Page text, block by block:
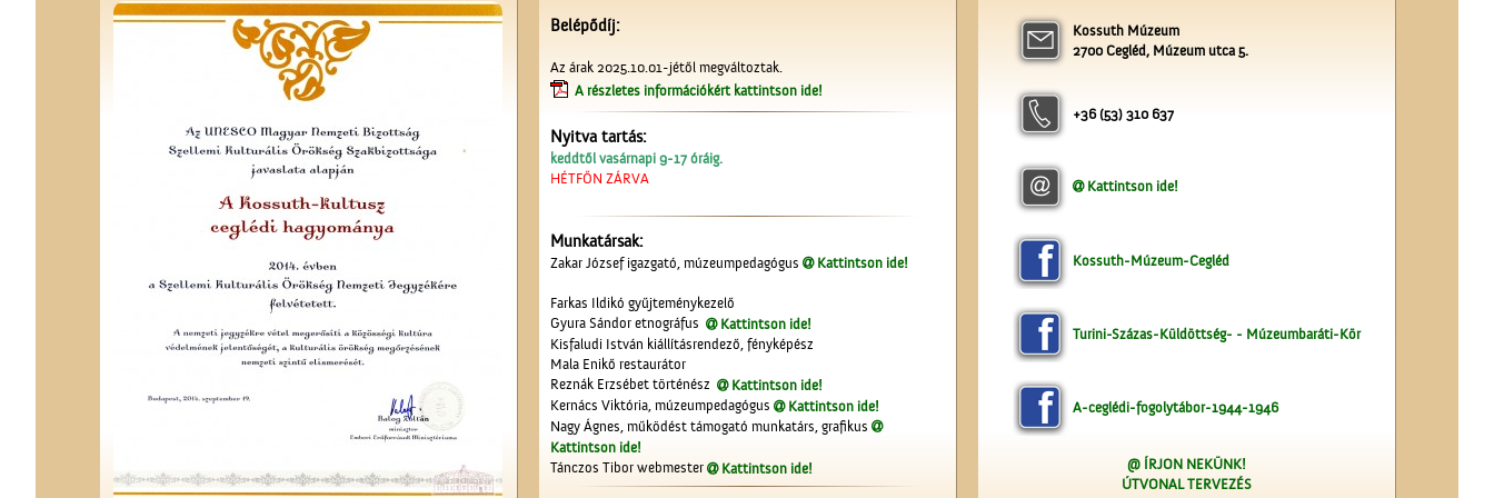
Belépődíj:
Az árak 2025.10.01-jétől megváltoztak.
A részletes információkért kattintson ide!
Nyitva tartás:
keddtől vasárnapi 9-17 óráig.
HÉTFŐN ZÁRVA
Munkatársak:
Zakar József igazgató, múzeumpedagógus Kattintson ide!
Farkas Ildikó gyűjteménykezelő
Gyura Sándor etnográfus
Kattintson ide!
Kisfaludi István kiállításrendező, fényképész
Mala Enikő restaurátor
Reznák Erzsébet történész
Kattintson ide!
Kernács Viktória, múzeumpedagógus
Kattintson ide!
Nagy Ágnes, működést támogató munkatárs, grafikus
Kattintson ide!
Tánczos Tibor webmester
Kattintson ide!
Kossuth Múzeum
2700 Cegléd, Múzeum utca 5.
+36 (53) 310 637
Kattintson ide!
Kossuth-Múzeum-Cegléd
Turini-Százas-Küldöttség- - Múzeumbaráti-Kör
A-ceglédi-fogolytábor-1944-1946
@ ÍRJON NEKÜNK!
ÚTVONAL TERVEZÉS